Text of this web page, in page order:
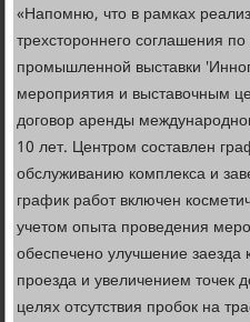
«Напомню, что в рамках
трехстороннего соглашения
промышленной выставки
мероприятия и выставочным
договор аренды
10 лет. Центром составлен
обслуживанию комплекса и
график работ включен
учетом опыта проведения
обеспечено улучшение
проезда и увеличением точек
целях отсутствия пробок на